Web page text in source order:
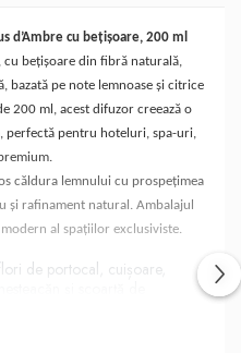
d’Ambre cu bețișoare, 200 ml
cu bețișoare din fibră naturală,
bazată pe note lemnoase și citrice
200 ml, acest difuzor creează o
perfectă pentru hoteluri, spa-uri,
căldura lemnului cu prospețimea
și rafinament natural. Ambalajul
al spațiilor exclusiviste.
de portocal, cuișoare,
și scoarță de
cu ambergris și mosc alb